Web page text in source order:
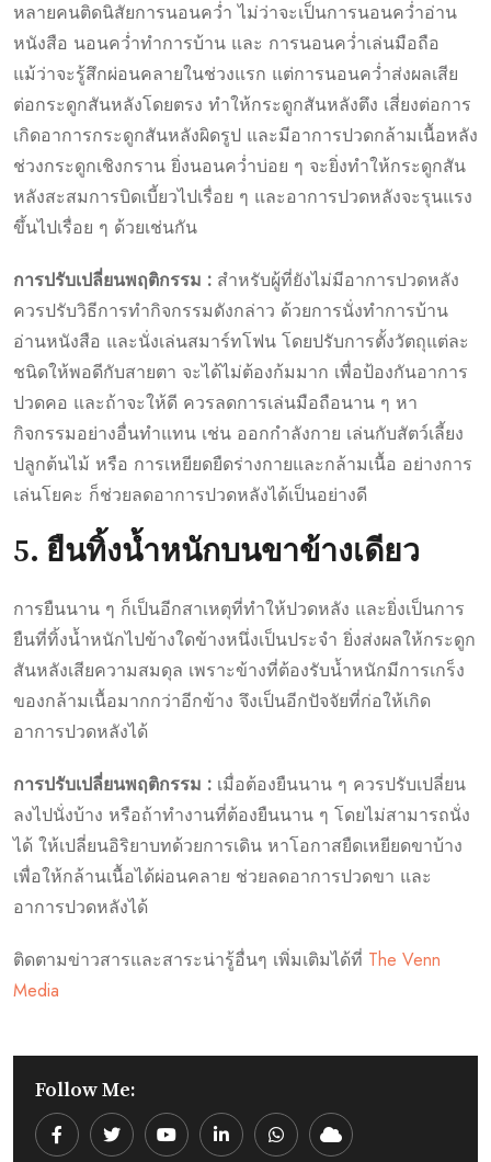
หลายคนติดนิสัยการนอนคว่ำ ไม่ว่าจะเป็นการนอนคว่ำอ่าน
หนังสือ นอนคว่ำทำการบ้าน และ การนอนคว่ำเล่นมือถือ
แม้ว่าจะรู้สึกผ่อนคลายในช่วงแรก แต่การนอนคว่ำส่งผลเสีย
ต่อกระดูกสันหลังโดยตรง ทำให้กระดูกสันหลังตึง เสี่ยงต่อการ
เกิดอาการกระดูกสันหลังผิดรูป และมีอาการปวดกล้ามเนื้อหลัง
ช่วงกระดูกเชิงกราน ยิ่งนอนคว่ำบ่อย ๆ จะยิ่งทำให้กระดูกสัน
หลังสะสมการบิดเบี้ยวไปเรื่อย ๆ และอาการปวดหลังจะรุนแรง
ขึ้นไปเรื่อย ๆ ด้วยเช่นกัน
การปรับเปลี่ยนพฤติกรรม : สำหรับผู้ที่ยังไม่มีอาการปวดหลัง
ควรปรับวิธีการทำกิจกรรมดังกล่าว ด้วยการนั่งทำการบ้าน
อ่านหนังสือ และนั่งเล่นสมาร์ทโฟน โดยปรับการตั้งวัตถุแต่ละ
ชนิดให้พอดีกับสายตา จะได้ไม่ต้องก้มมาก เพื่อป้องกันอาการ
ปวดคอ และถ้าจะให้ดี ควรลดการเล่นมือถือนาน ๆ หา
กิจกรรมอย่างอื่นทำแทน เช่น ออกกำลังกาย เล่นกับสัตว์เลี้ยง
ปลูกต้นไม้ หรือ การเหยียดยืดร่างกายและกล้ามเนื้อ อย่างการ
เล่นโยคะ ก็ช่วยลดอาการปวดหลังได้เป็นอย่างดี
5. ยืนทิ้งน้ำหนักบนขาข้างเดียว
การยืนนาน ๆ ก็เป็นอีกสาเหตุที่ทำให้ปวดหลัง และยิ่งเป็นการ
ยืนที่ทิ้งน้ำหนักไปข้างใดข้างหนึ่งเป็นประจำ ยิ่งส่งผลให้กระดูก
สันหลังเสียความสมดุล เพราะข้างที่ต้องรับน้ำหนักมีการเกร็ง
ของกล้ามเนื้อมากกว่าอีกข้าง จึงเป็นอีกปัจจัยที่ก่อให้เกิด
อาการปวดหลังได้
การปรับเปลี่ยนพฤติกรรม : เมื่อต้องยืนนาน ๆ ควรปรับเปลี่ยน
ลงไปนั่งบ้าง หรือถ้าทำงานที่ต้องยืนนาน ๆ โดยไม่สามารถนั่ง
ได้ ให้เปลี่ยนอิริยาบทด้วยการเดิน หาโอกาสยืดเหยียดขาบ้าง
เพื่อให้กล้านเนื้อได้ผ่อนคลาย ช่วยลดอาการปวดขา และ
อาการปวดหลังได้
ติดตามข่าวสารและสาระน่ารู้อื่นๆ เพิ่มเติมได้ที่ The Venn
Media
Follow Me:
YoutubeLinkedInWhatsapp
Cloud